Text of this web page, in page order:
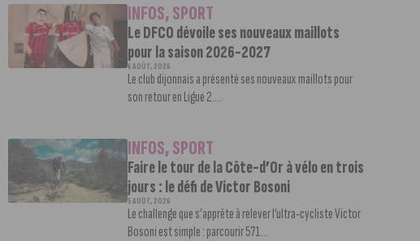
INFOS,SPORT
Le DFCO dévoile ses nouveaux maillots
pour la saison 2026-2027
6 AOÛT, 2026
Le club dijonnais a présenté ses nouveaux maillots pour
son retour en Ligue 2....
INFOS,SPORT
Faire le tour de la Côte-d’Or à vélo en trois
jours : le défi de Victor Bosoni
5 AOÛT, 2026
Le challenge que s’apprête à relever l’ultra-cycliste Victor
Bosoni est simple : parcourir 571...